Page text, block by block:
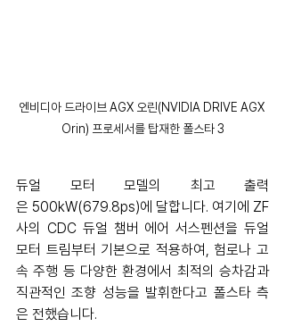
엔비디아 드라이브 AGX 오린(NVIDIA DRIVE AGX
Orin) 프로세서를 탑재한 폴스타 3
듀얼 모터 모델의 최고 출력
은 500kW(679.8ps)에 달합니다. 여기에 ZF
사의 CDC 듀얼 챔버 에어 서스펜션을 듀얼
모터 트림부터 기본으로 적용하여, 험로나 고
속 주행 등 다양한 환경에서 최적의 승차감과
직관적인 조향 성능을 발휘한다고 폴스타 측
은 전했습니다.